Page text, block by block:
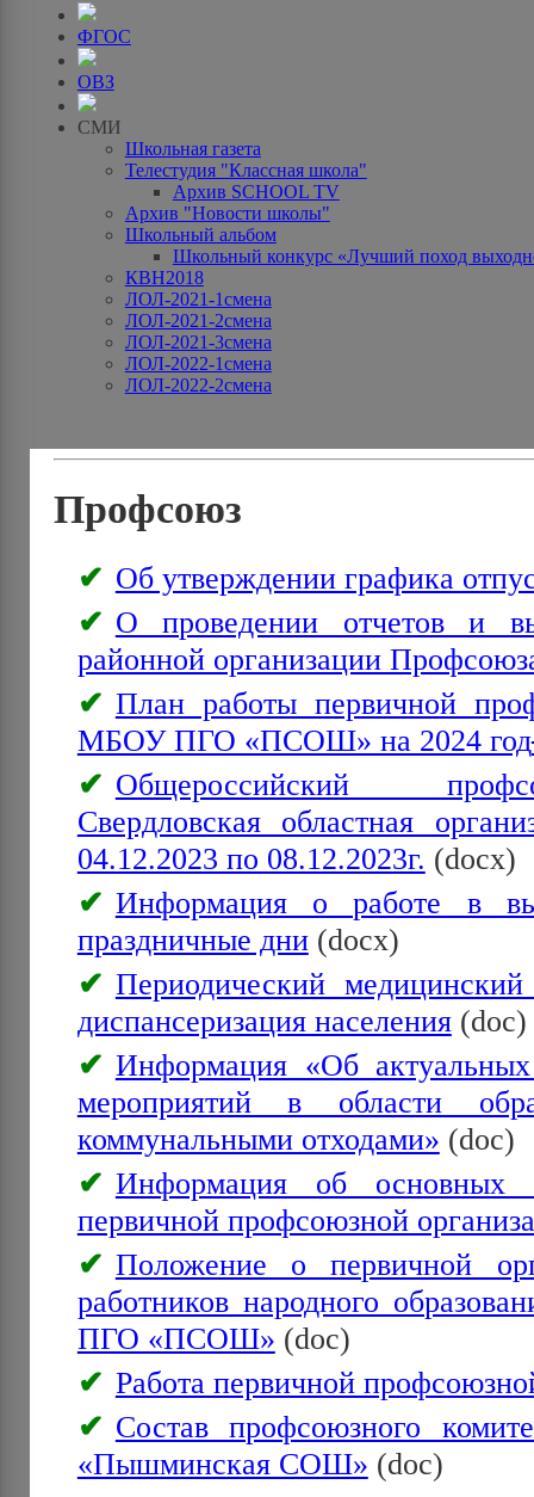
ФГОС
ОВЗ
СМИ
Школьная газета
Телестудия "Классная школа"
Архив SCHOOL TV
Архив "Новости школы"
Школьный альбом
Школьный конкурс «Лучший поход
КВН2018
ЛОЛ-2021-1смена
ЛОЛ-2021-2смена
ЛОЛ-2021-3смена
ЛОЛ-2022-1смена
ЛОЛ-2022-2смена
Профсоюз
Об утверждении графика
О проведении отчетов и
районной организации
План работы первичной
МБОУ ПГО «ПСОШ» на 2024 год
Общероссийский
Свердловская областная
04.12.2023 по 08.12.2023г. (docx)
Информация о работе в
праздничные дни(docx)
Периодический
диспансеризация населения(doc)
Информация «Об
мероприятий в области
коммунальными отходами» (doc)
Информация об основных
первичной профсоюзной
Положение о первичной
работников народного
ПГО «ПСОШ» (doc)
Работа первичной
Состав профсоюзного
«Пышминская СОШ» (doc)